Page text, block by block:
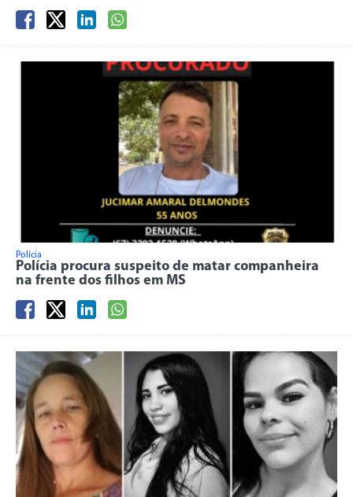
Polícia
Polícia procura suspeito de matar companheira
na frente dos filhos em MS